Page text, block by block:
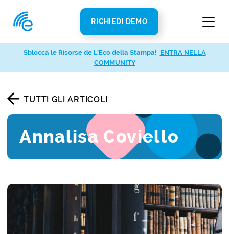
RICHIEDI DEMO
TUTTI GLI ARTICOLI
Annalisa Coviello
Sblocca le Risorse de L’Eco della Stampa! ENTRA NELLA
COMMUNITY